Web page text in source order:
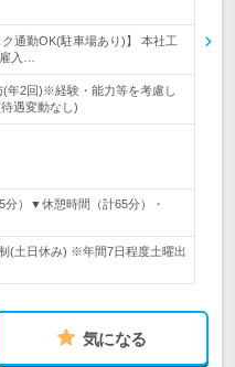
通勤OK(駐車場あり)】 本社工
入…
(年2回)※経験・能力等を考慮し
遇変動なし)
分）▼休憩時間（計65分）・
(土日休み) ※年間7日程度土曜出
気になる